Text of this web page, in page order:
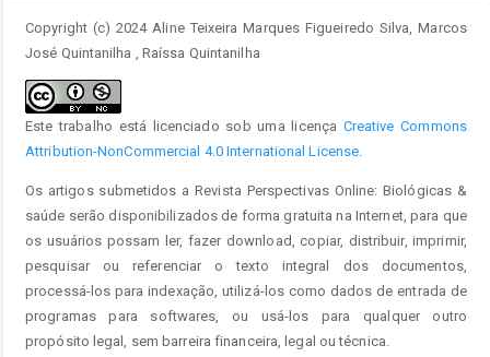
Copyright (c) 2024 Aline Teixeira Marques Figueiredo Silva, Marcos
José Quintanilha , Raíssa Quintanilha
Este trabalho está licenciado sob uma licença Creative Commons
Attribution-NonCommercial 4.0 International License
Os artigos submetidos a Revista Perspectivas Online: Biológicas &
saúde serão disponibilizados de forma gratuita na Internet, para que
os usuários possam ler, fazer download, copiar, distribuir, imprimir,
pesquisar ou referenciar o texto integral dos documentos,
processá-los para indexação, utilizá-los como dados de entrada de
programas para softwares, ou usá-los para qualquer outro
propósito legal, sem barreira financeira, legal ou técnica.